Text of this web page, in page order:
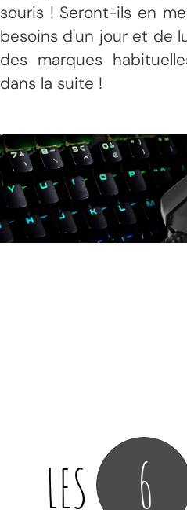
souris ! Seront-ils en
besoins d'un jour et de
des marques
dans la suite !
LES 6